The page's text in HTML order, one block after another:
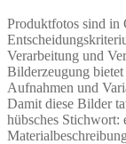
Produktfotos sind in
Verarbeitung und
Bilderzeugung
Aufnahmen und
Damit diese Bilder
hübsches Stichwort: